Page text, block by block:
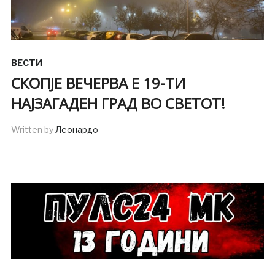
ВЕСТИ
СКОПЈЕ ВЕЧЕРВА Е 19-ТИ
НАЈЗАГАДЕН ГРАД ВО СВЕТОТ!
Written byЛеонардо